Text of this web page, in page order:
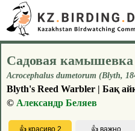
Садовая камышевка
Acrocephalus dumetorum (Blyth,
Blyth's Reed Warbler | Бақ
© Александр Беляев